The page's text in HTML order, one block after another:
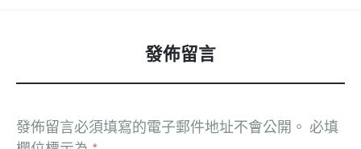
發佈留言
發佈留言必須填寫的電子郵件地址不會公開。 必填